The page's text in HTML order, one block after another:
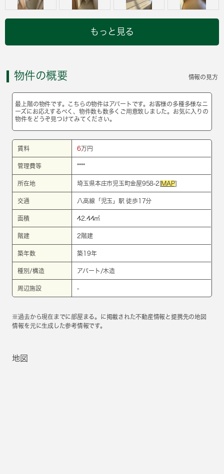
もっと見る
物件の概要 情報の見方
最上階の物件です。こちらの物件はアパートです。お客様の多種多様なニ
ーズにお応えするべく、物件数も数多くご用意致しました。お気に入りの
物件をどうぞ見つけてみてください。
賃料 6万円
管理費等 ****
所在地 埼玉県本庄市児玉町金屋958-2[ MAP]
交通 八高線 「 児玉 」駅 徒歩17分
面積 42.44㎡
階建 2階建
築年数 築19年
種別/構造 アパート/木造
周辺施設 -
※過去から現在までに部屋まる。に掲載された不動産情報と提携先の地図
情報を元に生成した参考情報です。
地図